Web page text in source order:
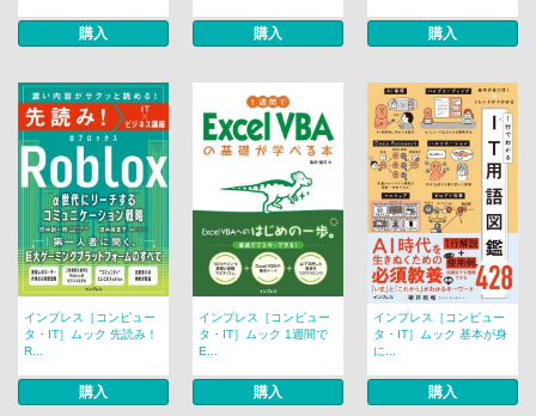
購入 購入 購入
インプレス［コンピュー
タ・IT］ムック 先読み！
R...
購入
インプレス［コンピュー
タ・IT］ムック 1週間で
E...
購入
インプレス［コンピュー
タ・IT］ムック 基本が身
に...
購入